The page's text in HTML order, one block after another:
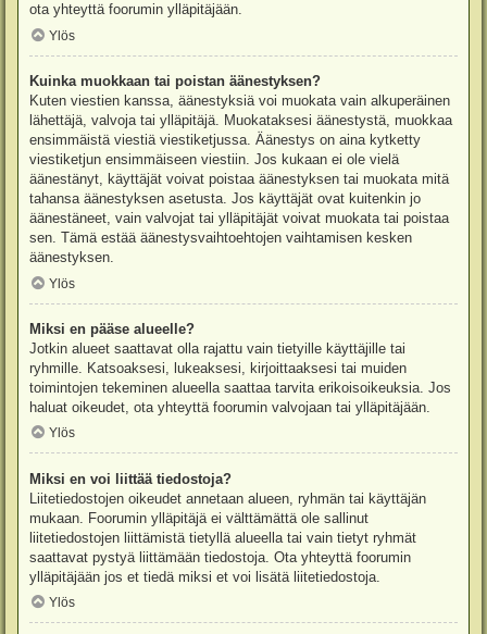
ota yhteyttä foorumin ylläpitäjään.
Ylös
Kuinka muokkaan tai poistan äänestyksen?
Kuten viestien kanssa, äänestyksiä voi muokata vain alkuperäinen
lähettäjä, valvoja tai ylläpitäjä. Muokataksesi äänestystä, muokkaa
ensimmäistä viestiä viestiketjussa. Äänestys on aina kytketty
viestiketjun ensimmäiseen viestiin. Jos kukaan ei ole vielä
äänestänyt, käyttäjät voivat poistaa äänestyksen tai muokata mitä
tahansa äänestyksen asetusta. Jos käyttäjät ovat kuitenkin jo
äänestäneet, vain valvojat tai ylläpitäjät voivat muokata tai poistaa
sen. Tämä estää äänestysvaihtoehtojen vaihtamisen kesken
äänestyksen.
Ylös
Miksi en pääse alueelle?
Jotkin alueet saattavat olla rajattu vain tietyille käyttäjille tai
ryhmille. Katsoaksesi, lukeaksesi, kirjoittaaksesi tai muiden
toimintojen tekeminen alueella saattaa tarvita erikoisoikeuksia. Jos
haluat oikeudet, ota yhteyttä foorumin valvojaan tai ylläpitäjään.
Ylös
Miksi en voi liittää tiedostoja?
Liitetiedostojen oikeudet annetaan alueen, ryhmän tai käyttäjän
mukaan. Foorumin ylläpitäjä ei välttämättä ole sallinut
liitetiedostojen liittämistä tietyllä alueella tai vain tietyt ryhmät
saattavat pystyä liittämään tiedostoja. Ota yhteyttä foorumin
ylläpitäjään jos et tiedä miksi et voi lisätä liitetiedostoja.
Ylös